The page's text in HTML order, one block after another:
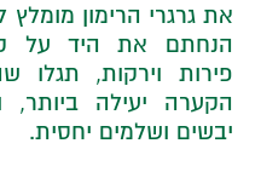
את גרגרי הרימון
הנחתם את היד על
פירות וירקות,
הקערה יעילה ביותר,
יבשים ושלמים יחסית.